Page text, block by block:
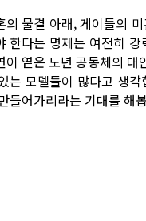
의 물결 아래, 게이들의
한다는 명제는 여전히
이 옅은 노년 공동체의
는 모델들이 많다고 생
들어가리라는 기대를 해